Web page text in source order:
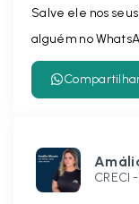
Salve ele nos
alguém no
CRECI -